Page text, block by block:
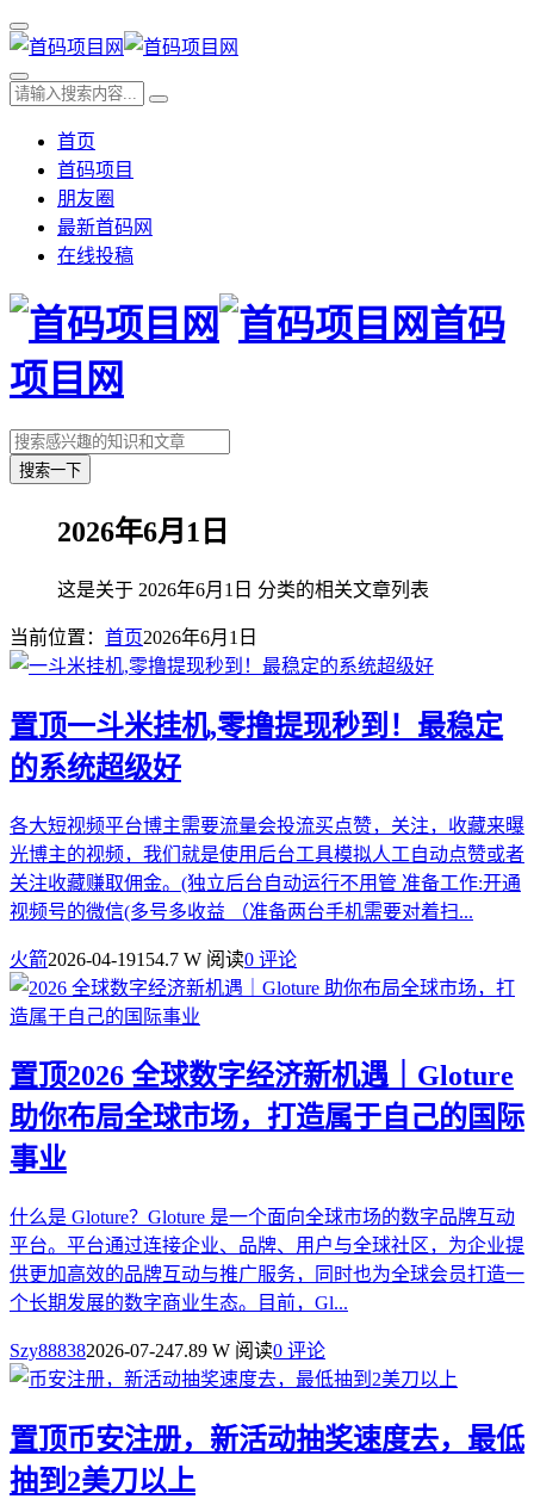
首页
首码项目
朋友圈
最新首码网
在线投稿
首码
项目网
搜索一下
2026年6月1日
这是关于 2026年6月1日 分类的相关文章列表
当前位置： 首页2026年6月1日
置顶一斗米挂机,零撸提现秒到！最稳定
的系统超级好
各大短视频平台博主需要流量会投流买点赞，关注，收藏来曝
光博主的视频，我们就是使用后台工具模拟人工自动点赞或者
关注收藏赚取佣金。(独立后台自动运行不用管 准备工作:开通
视频号的微信(多号多收益 （准备两台手机需要对着扫...
火箭2026-04-19154.7 W 阅读0 评论
置顶2026 全球数字经济新机遇｜Gloture
助你布局全球市场，打造属于自己的国际
事业
什么是 Gloture？Gloture 是一个面向全球市场的数字品牌互动
平台。平台通过连接企业、品牌、用户与全球社区，为企业提
供更加高效的品牌互动与推广服务，同时也为全球会员打造一
个长期发展的数字商业生态。目前，Gl...
Szy888382026-07-247.89 W 阅读0 评论
置顶币安注册，新活动抽奖速度去，最低
抽到2美刀以上